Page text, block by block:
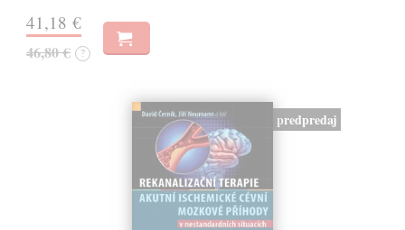
41,18 €
46,80 € ?
predpredaj